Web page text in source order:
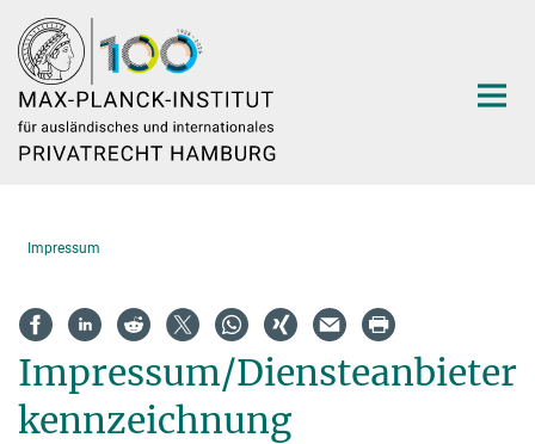
Hauptinhalt
Impressum
Impressum/Diensteanbieter
kennzeichnung